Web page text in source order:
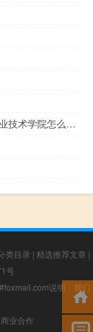
陕西交通职业技术学院自强校区（陕西交通职业技术学院怎么样）
类目录 | 精选推荐文章 |
号
说明，我们
业合作